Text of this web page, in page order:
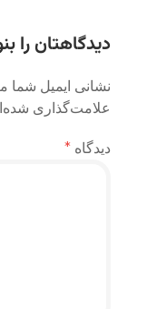
دیدگاهتان را
نشانی ایمیل شما
علامت‌گذاری
دیدگاه *